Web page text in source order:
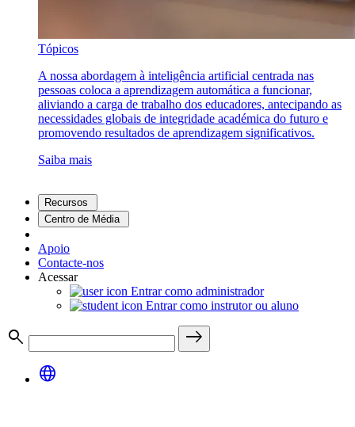
Tópicos
A nossa abordagem à inteligência artificial centrada nas
pessoas coloca a aprendizagem automática a funcionar,
aliviando a carga de trabalho dos educadores, antecipando as
necessidades globais de integridade académica do futuro e
promovendo resultados de aprendizagem significativos.
Saiba mais
Recursos
Centro de Média
Apoio
Contacte-nos
Acessar
Entrar como administrador
Entrar como instrutor ou aluno
search
east
language